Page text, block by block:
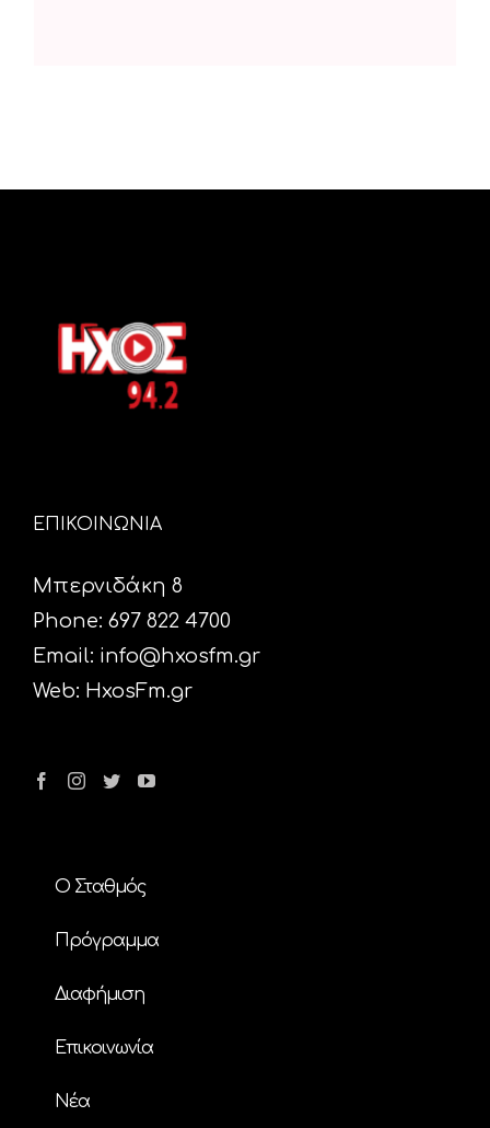
ΕΠΙΚΟΙΝΩΝΙΑ
Μπερνιδάκη 8
Phone: 697 822 4700
Email: info@hxosfm.gr
Web: HxosFm.gr
Ο Σταθμός
Πρόγραμμα
Διαφήμιση
Επικοινωνία
Nέα